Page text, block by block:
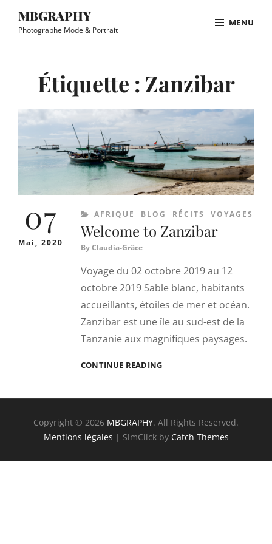
MBGRAPHY
Photographe Mode & Portrait
MENU
Étiquette : Zanzibar
07
Mai, 2020
CATEGORIES
AFRIQUE BLOG RÉCITS VOYAGES
Welcome to Zanzibar
ByClaudia-Grâce
Voyage du 02 octobre 2019 au 12
octobre 2019 Sable blanc, habitants
accueillants, étoiles de mer et océan.
Zanzibar est une île au sud-est de la
Tanzanie aux magnifiques paysages.
CONTINUE READINGWELCOME
Copyright © 2026 MBGRAPHY. All Rights Reserved.
Mentions légales | SimClick by Catch Themes